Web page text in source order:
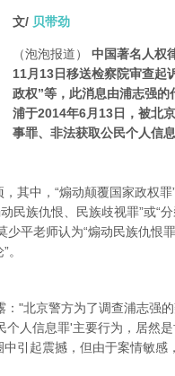
文/ 贝带劲
（泡泡报道）
中国著名人权
11月13日移送检察院审查起
政权”等，此消息由浦志强的
浦于2014年6月13日，被北
事罪、非法获取公民个人信
其中，“煽动颠覆国家政权罪
民族仇恨、民族歧视罪”或“
平老师认为“煽动民族仇恨
。
"北京警方为了调查浦志强
人信息罪'主要行为，居然
引起震撼，但由于案情敏感